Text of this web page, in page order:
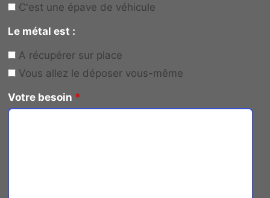
C'est une épave de véhicule
Le métal est :
A récupérer sur place
Vous allez le déposer vous-même
Votre besoin *